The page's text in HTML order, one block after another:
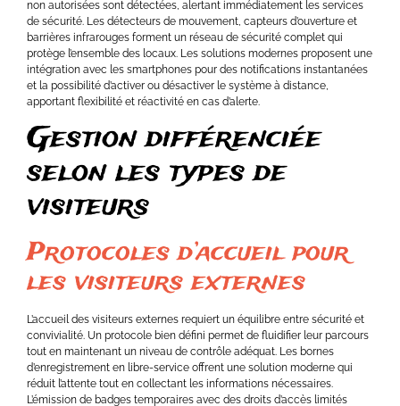
non autorisées sont détectées, alertant immédiatement les services
de sécurité. Les détecteurs de mouvement, capteurs d’ouverture et
barrières infrarouges forment un réseau de sécurité complet qui
protège l’ensemble des locaux. Les solutions modernes proposent une
intégration avec les smartphones pour des notifications instantanées
et la possibilité d’activer ou désactiver le système à distance,
apportant flexibilité et réactivité en cas d’alerte.
Gestion différenciée
selon les types de
visiteurs
Protocoles d’accueil pour
les visiteurs externes
L’accueil des visiteurs externes requiert un équilibre entre sécurité et
convivialité. Un protocole bien défini permet de fluidifier leur parcours
tout en maintenant un niveau de contrôle adéquat. Les bornes
d’enregistrement en libre-service offrent une solution moderne qui
réduit l’attente tout en collectant les informations nécessaires.
L’émission de badges temporaires avec des droits d’accès limités